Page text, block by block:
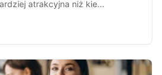
atrakcyjna niż kie...